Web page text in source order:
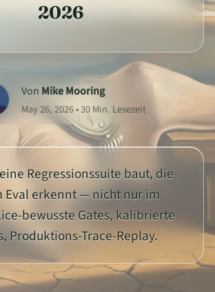
2026
Von Mike Mooring
May 26, 2026 • 30 Min. Lesezeit
Regressionssuite baut, die
Eval erkennt — nicht nur im
bewusste Gates, kalibrierte
Produktions-Trace-Replay.